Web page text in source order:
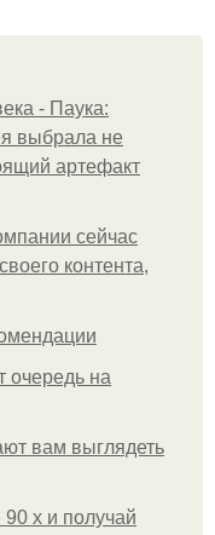
- Паука:
выбрала не
артефакт
сейчас
контента,
очередь на
вам выглядеть
х и получай